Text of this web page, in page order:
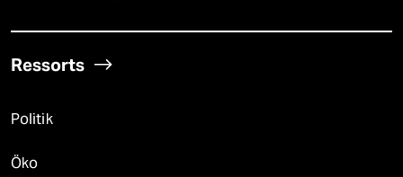
Ressorts
Politik
Öko